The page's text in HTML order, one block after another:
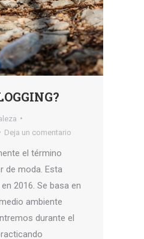
Deja un comentario
el término
de moda. Esta
2016. Se basa en
ambiente
durante el